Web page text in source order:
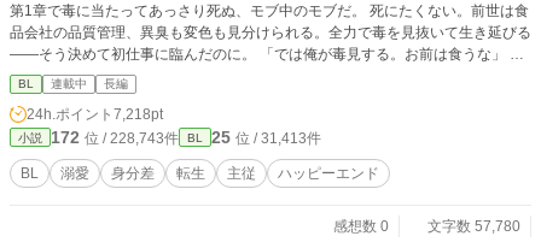
第1章で毒に当たってあっさり死ぬ、モブ中のモブだ。 死にたくない。前世は食
品会社の品質管理、異臭も変色も見分けられる。全力で毒を見抜いて生き延びる
——そう決めて初仕事に臨んだのに。 「では俺が毒見する。お前は食うな」 な
ぜかこの公爵、毒見役より先に自分が口をつけようとする。 「毒の公爵」と恐
れられるこの人は、3歳から毒を盛られ続けて味覚が壊れていた。何を食べても
泥の味。だから食事に興味がない——はずなのに、俺が「美味しいですか」と聞
いた日、この人は初めて言葉に詰まった。 泥の味しか分からないはずの人が、
なぜか俺にだけ甘い。 生き延びるための毒見が、いつのまにかこの人に味を届
ける仕事に変わっていく。 毒見役と、死にたがりの公爵。ふたりの食卓のラブ
BL 連載中 長編
24h.ポイント 7,218pt
小説 172 位 / 228,743件 BL 25 位 / 31,413件
BL 溺愛 身分差 転生 主従 ハッピーエンド
感想数 0
文字数 57,780